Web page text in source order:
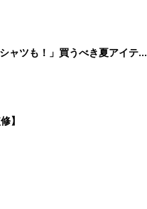
ャツも！」買うべき夏アイテム
】